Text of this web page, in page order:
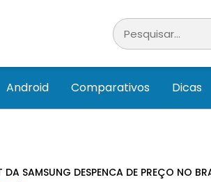
Android Comparativos Dicas
DA SAMSUNG DESPENCA DE PREÇO NO